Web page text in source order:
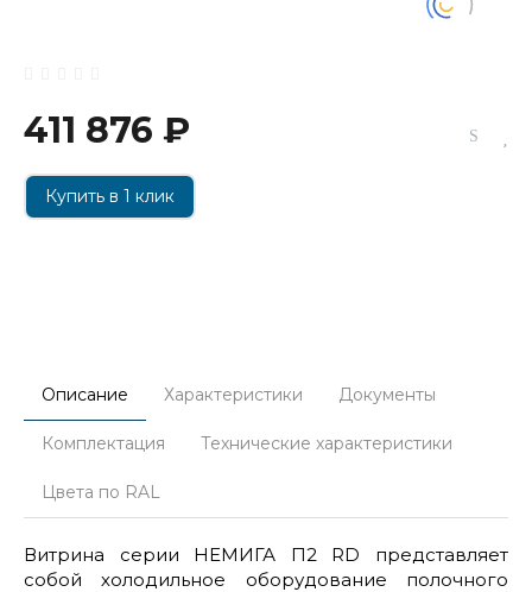
411 876 ₽
Купить в 1 клик
Описание Характеристики Документы
Комплектация Технические характеристики
Цвета по RAL
Витрина серии НЕМИГА П2 RD представляет
собой холодильное оборудование полочного